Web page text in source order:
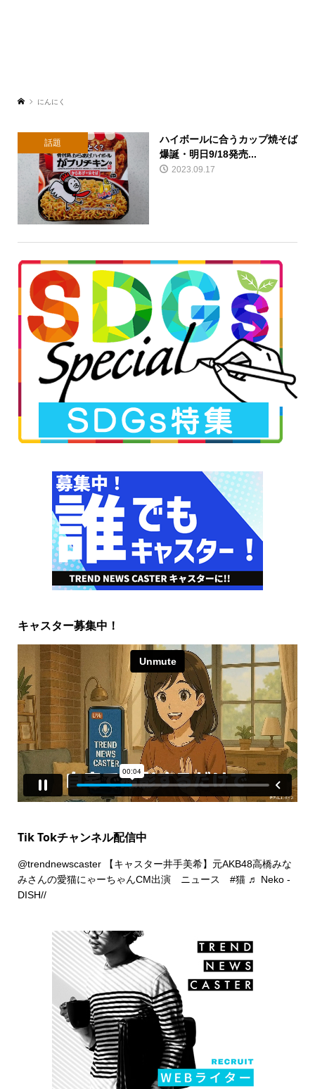
にんにく
話題
ハイボールに合うカップ焼そば
爆誕・明日9/18発売...
2023.09.17
キャスター募集中！
Tik Tokチャンネル配信中
@trendnewscaster【キャスター井手美希】元AKB48高橋みな
みさんの愛猫にゃーちゃんCM出演 ニュース #猫 ♬ Neko -
DISH//